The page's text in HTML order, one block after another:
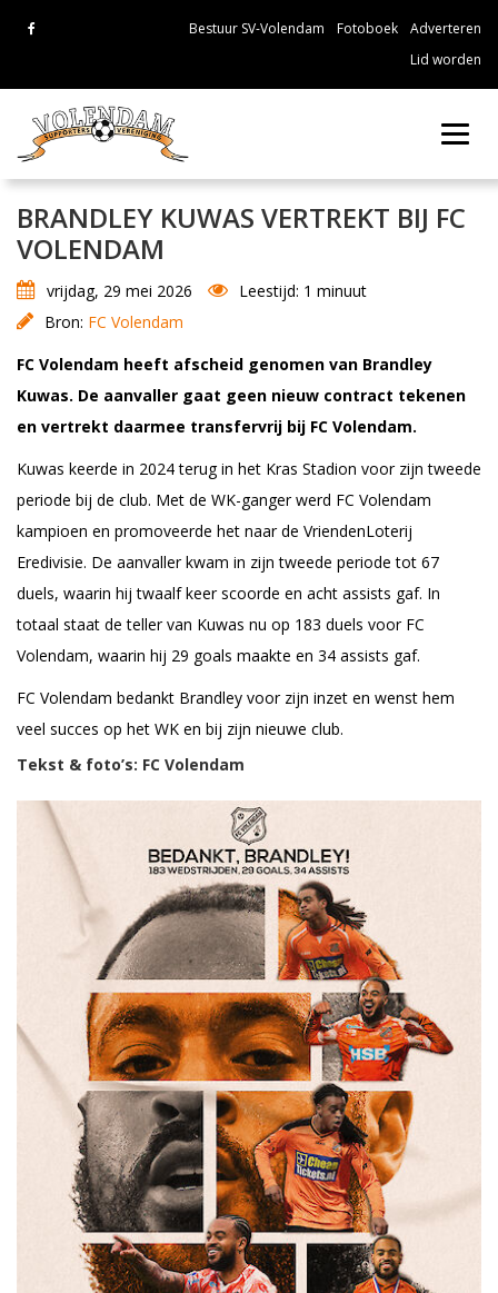
Bestuur SV-Volendam Fotoboek
Adverteren
Lid worden
BRANDLEY KUWAS VERTREKT BIJ FC
VOLENDAM
vrijdag, 29 mei 2026
Leestijd: 1 minuut
Bron: FC Volendam
FC Volendam heeft afscheid genomen van Brandley
Kuwas. De aanvaller gaat geen nieuw contract tekenen
en vertrekt daarmee transfervrij bij FC Volendam.
Kuwas keerde in 2024 terug in het Kras Stadion voor zijn tweede
periode bij de club. Met de WK-ganger werd FC Volendam
kampioen en promoveerde het naar de VriendenLoterij
Eredivisie. De aanvaller kwam in zijn tweede periode tot 67
duels, waarin hij twaalf keer scoorde en acht assists gaf. In
totaal staat de teller van Kuwas nu op 183 duels voor FC
Volendam, waarin hij 29 goals maakte en 34 assists gaf.
FC Volendam bedankt Brandley voor zijn inzet en wenst hem
veel succes op het WK en bij zijn nieuwe club.
Tekst & foto’s: FC Volendam